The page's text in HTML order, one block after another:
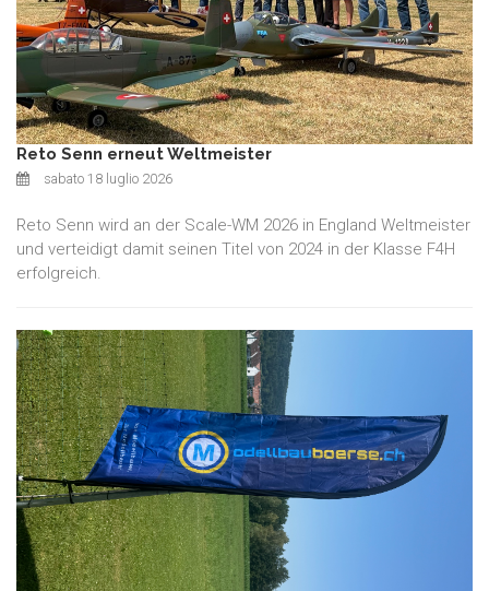
Reto Senn erneut Weltmeister
sabato 18 luglio 2026
Reto Senn wird an der Scale-WM 2026 in England Weltmeister
und verteidigt damit seinen Titel von 2024 in der Klasse F4H
erfolgreich.